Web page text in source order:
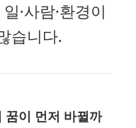
·사람·환경이
습니다.
꿈이 먼저 바뀔까